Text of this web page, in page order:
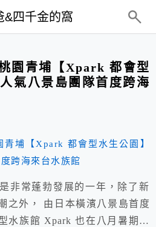
&四千金的窩
園青埔【Xpark 都會型
氣八景島團隊首度跨海
非常蓬勃發展的一年，除了新
之外， 由日本橫濱八景島首度
水族館 Xpark 也在八月暑期隆